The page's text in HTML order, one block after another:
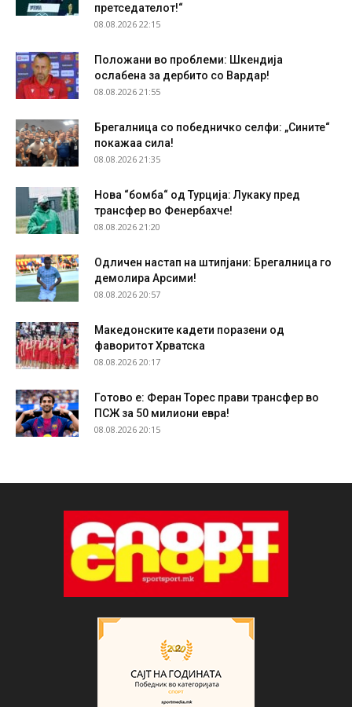
претседателот!“
08.08.2026 22:15
Положани во проблеми: Шкендија
ослабена за дербито со Вардар!
08.08.2026 21:55
Брегалница со победничко селфи: „Сините“
покажаа сила!
08.08.2026 21:35
Нова “бомба“ од Турција: Лукаку пред
трансфер во Фенербахче!
08.08.2026 21:20
Одличен настап на штипјани: Брегалница го
демолира Арсими!
08.08.2026 20:57
Македонските кадети поразени од
фаворитот Хрватска
08.08.2026 20:17
Готово е: Феран Торес прави трансфер во
ПСЖ за 50 милиони евра!
08.08.2026 20:15